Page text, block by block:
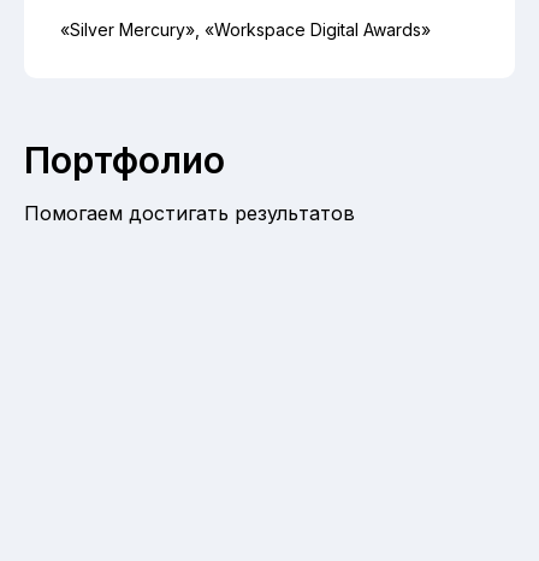
«Silver Mercury», «Workspace Digital Awards»
Портфолио
Помогаем достигать результатов